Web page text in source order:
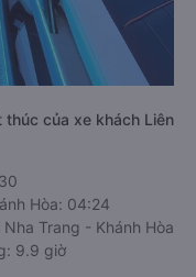
của xe khách Liên
Hòa: 04:24
Trang - Khánh Hòa
9.9 giờ